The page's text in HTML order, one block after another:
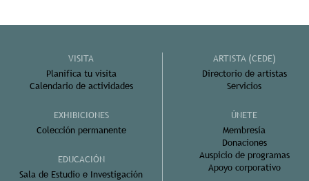
VISITA
Planifica tu visita
Calendario de actividades
EXHIBICIONES
Colección permanente
EDUCACIÓN
Sala de Estudio e Investigación
ARTISTA (CEDE)
Directorio de artistas
Servicios
ÚNETE
Membresía
Donaciones
Auspicio de programas
Apoyo corporativo